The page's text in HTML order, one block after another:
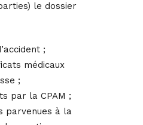
le dossier
;
médicaux
;
par la CPAM ;
parvenues à la